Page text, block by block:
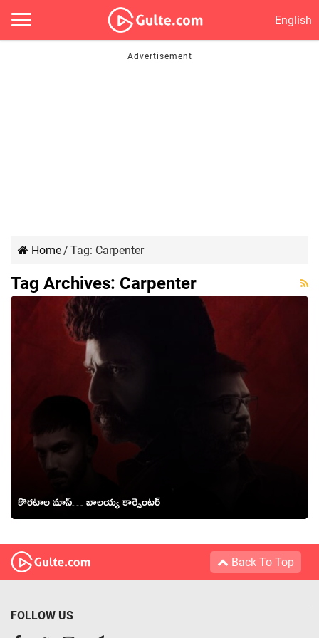
English
Home/ Tag: Carpenter
Tag Archives: Carpenter
కొరటాల మాస్… బాలయ్య కార్పెంటర్
Back To Top
FOLLOW US